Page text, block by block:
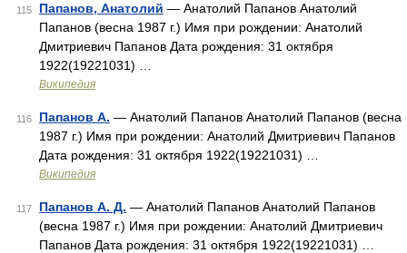
115 Папанов, Анатолий — Анатолий Папанов Анатолий
Папанов (весна 1987 г.) Имя при рождении: Анатолий
Дмитриевич Папанов Дата рождения: 31 октября
1922(19221031) …
Википедия
116 Папанов А. — Анатолий Папанов Анатолий Папанов (весна
1987 г.) Имя при рождении: Анатолий Дмитриевич Папанов
Дата рождения: 31 октября 1922(19221031) …
Википедия
117 Папанов А. Д. — Анатолий Папанов Анатолий Папанов
(весна 1987 г.) Имя при рождении: Анатолий Дмитриевич
Папанов Дата рождения: 31 октября 1922(19221031) …